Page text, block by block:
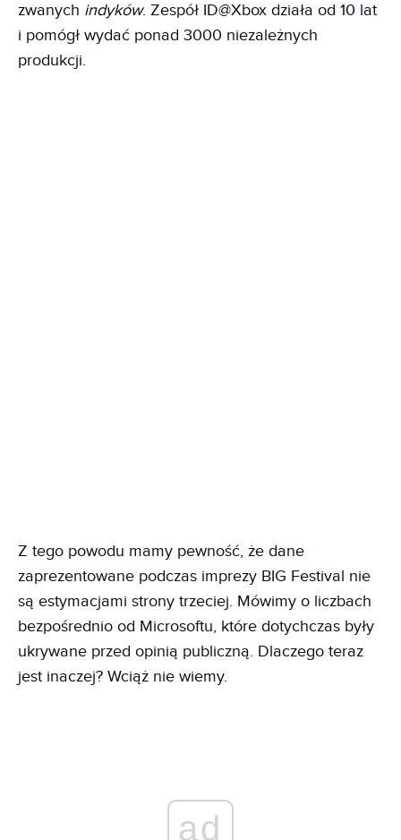
zwanych indyków. Zespół ID@Xbox działa od 10 lat
i pomógł wydać ponad 3000 niezależnych
produkcji.
Z tego powodu mamy pewność, że dane
zaprezentowane podczas imprezy BIG Festival nie
są estymacjami strony trzeciej. Mówimy o liczbach
bezpośrednio od Microsoftu, które dotychczas były
ukrywane przed opinią publiczną. Dlaczego teraz
jest inaczej? Wciąż nie wiemy.
ad